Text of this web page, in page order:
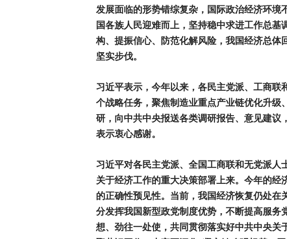
发展面临的形势错综复杂，国际政治经济环
国各族人民迎难而上，坚持稳中求进工作总
构、提振信心、防范化解风险，我国经济总体
坚实步伐。
习近平表示，今年以来，各民主党派、工商
个战略任务，聚焦制造业重点产业链优化升级
研，向中共中央报送各类调研报告、意见建
表示衷心感谢。
习近平对各民主党派、全国工商联和无党派
关于经济工作的重大决策部署上来。今年的
的正确性预见性。当前，我国经济恢复仍处
分发挥我国新型政党制度优势，不断提高服
想、劲往一处使，共同贯彻落实好中共中央